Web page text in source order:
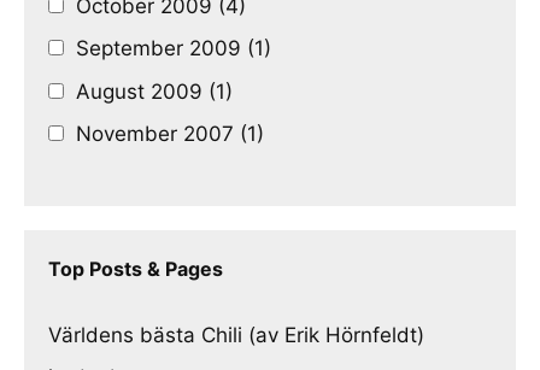
October 2009 (4)
September 2009 (1)
August 2009 (1)
November 2007 (1)
Top Posts & Pages
Världens bästa Chili (av Erik Hörnfeldt)